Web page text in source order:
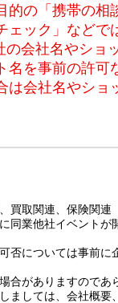
の「携帯の相
ェック」などで
会社名やショ
名を事前の許可
会社名やショ
買取関連、保険関連
同業他社イベントが
否については事前に
合がありますのであ
ましては、会社概要